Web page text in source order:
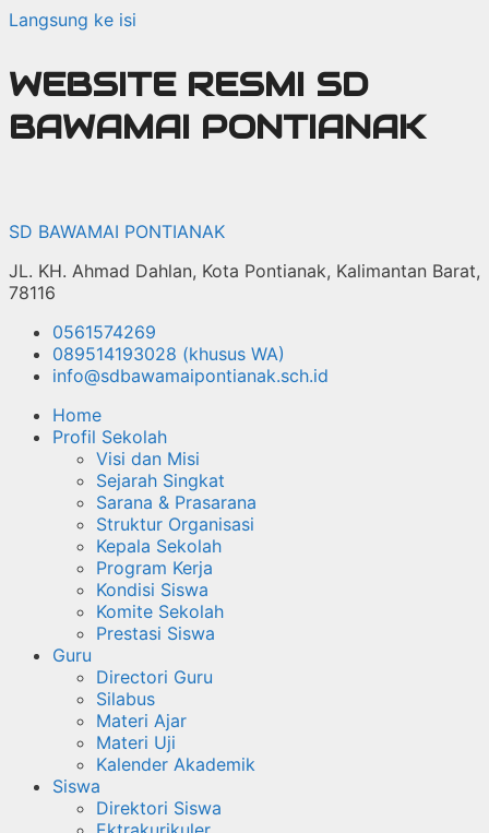
Langsung ke isi
WEBSITE RESMI SD
BAWAMAI PONTIANAK
SD BAWAMAI PONTIANAK
JL. KH. Ahmad Dahlan, Kota Pontianak, Kalimantan Barat,
78116
0561574269
089514193028 (khusus WA)
info@sdbawamaipontianak.sch.id
Home
Profil Sekolah
Visi dan Misi
Sejarah Singkat
Sarana & Prasarana
Struktur Organisasi
Kepala Sekolah
Program Kerja
Kondisi Siswa
Komite Sekolah
Prestasi Siswa
Guru
Directori Guru
Silabus
Materi Ajar
Materi Uji
Kalender Akademik
Siswa
Direktori Siswa